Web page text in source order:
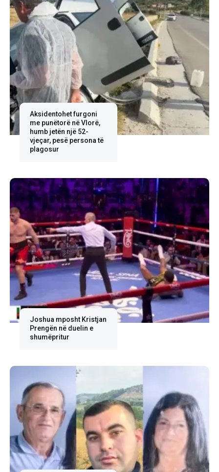
Aksidentohet furgoni
me punëtorë në Vlorë,
humb jetën një 52-
vjeçar, pesë persona të
plagosur
Joshua mposht Kristjan
Prengën në duelin e
shumëpritur